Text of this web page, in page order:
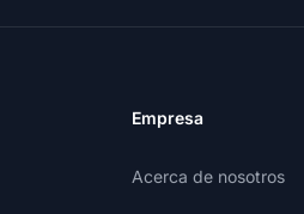
Empresa
Acerca de nosotros